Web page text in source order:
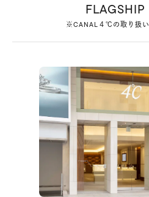
#ハーフエタニティリング
#ダイヤモンド ネックレス #eギフト
FLAGSHIP
※CANAL４℃の取り扱い